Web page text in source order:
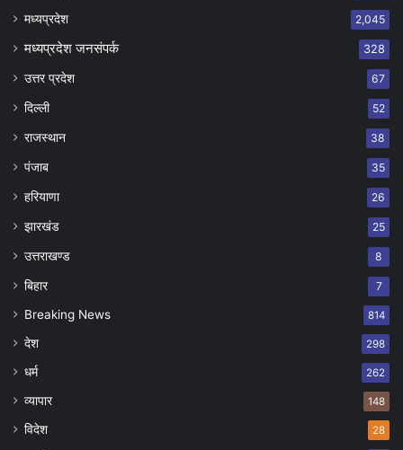
मध्यप्रदेश 2,045
मध्यप्रदेश जनसंपर्क 328
उत्तर प्रदेश 67
दिल्ली 52
राजस्थान 38
पंजाब 35
हरियाणा 26
झारखंड 25
उत्तराखण्ड 8
बिहार 7
Breaking News 814
देश 298
धर्म 262
व्यापार 148
विदेश 28